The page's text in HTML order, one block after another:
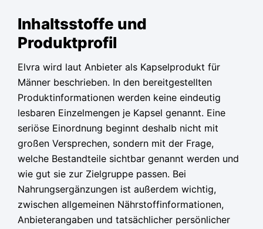
Inhaltsstoffe und
Produktprofil
Elvra wird laut Anbieter als Kapselprodukt für
Männer beschrieben. In den bereitgestellten
Produktinformationen werden keine eindeutig
lesbaren Einzelmengen je Kapsel genannt. Eine
seriöse Einordnung beginnt deshalb nicht mit
großen Versprechen, sondern mit der Frage,
welche Bestandteile sichtbar genannt werden und
wie gut sie zur Zielgruppe passen. Bei
Nahrungsergänzungen ist außerdem wichtig,
zwischen allgemeinen Nährstoffinformationen,
Anbieterangaben und tatsächlicher persönlicher